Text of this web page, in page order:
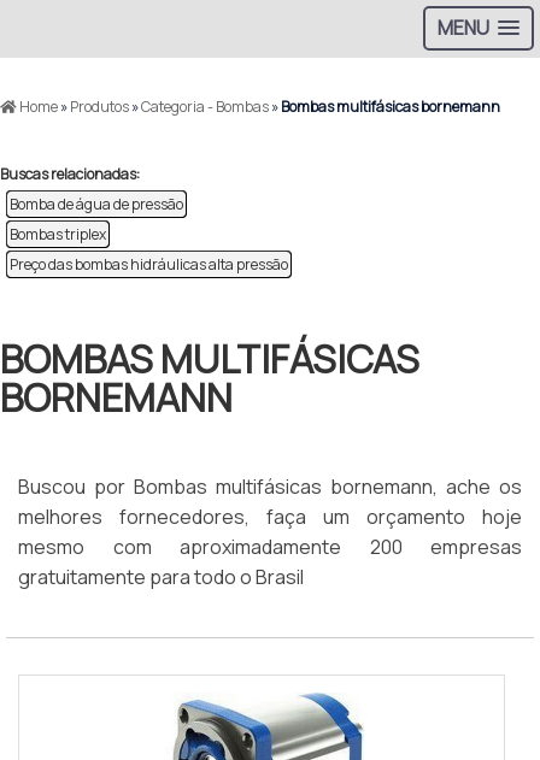
MENU
Home»Produtos»Categoria - Bombas»Bombas multifásicas bornemann
Buscas relacionadas:
Bomba de água de pressão
Bombas triplex
Preço das bombas hidráulicas alta pressão
BOMBAS MULTIFÁSICAS
BORNEMANN
Buscou por Bombas multifásicas bornemann, ache os
melhores fornecedores, faça um orçamento hoje
mesmo com aproximadamente 200 empresas
gratuitamente para todo o Brasil